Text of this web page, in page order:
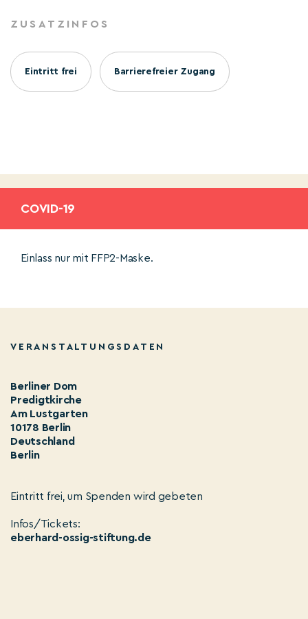
ZUSATZINFOS
Eintritt frei Barrierefreier Zugang
COVID-19
Einlass nur mit FFP2-Maske.
VERANSTALTUNGSDATEN
Berliner Dom
Predigtkirche
Am Lustgarten
10178 Berlin
Deutschland
Berlin
Eintritt frei, um Spenden wird gebeten
Infos/Tickets:
eberhard-ossig-stiftung.de